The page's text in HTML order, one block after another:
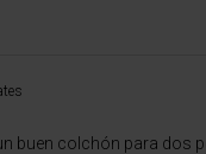
buen colchón para dos